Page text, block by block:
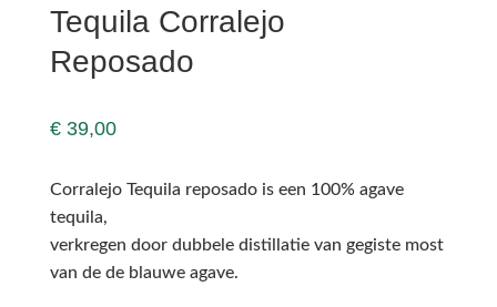
Tequila Corralejo
Reposado
€39,00
Corralejo Tequila reposado is een 100% agave
tequila,
verkregen door dubbele distillatie van gegiste most
van de de blauwe agave.